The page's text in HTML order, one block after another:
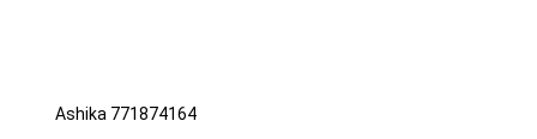
Ashika 771874164